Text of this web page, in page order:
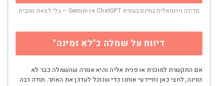
מדידה וירטואלית בחינם בעזרת ChatGPT או Gemini — בלי לצאת מהבית
דיווח על שמלה כ"לא זמינה"
אם התקשרת למוכרת או פנית אליה והיא אמרה שהשמלה כבר לא
זמינה, לחצי כאן ותיידעי אותנו כדי שנוכל לעדכן את האתר. תודה רבה